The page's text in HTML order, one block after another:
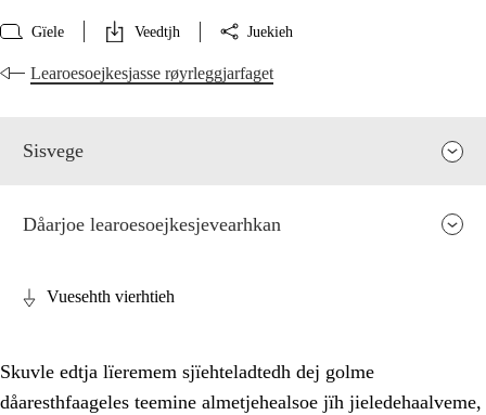
Gïele Veedtjh Juekieh
Learoesoejkesjasse røyrleggjarfaget
Sisvege
Dåarjoe learoesoejkesjevearhkan
Vuesehth vierhtieh
Skuvle edtja lïeremem sjïehteladtedh dej golme
dåaresthfaageles teemine almetjehealsoe jïh jieledehaalveme,